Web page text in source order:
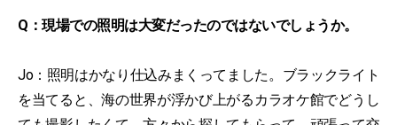
Q：現場での照明は大変だったのではないでしょうか。
Jo：照明はかなり仕込みまくってました。ブラックライト
を当てると、海の世界が浮かび上がるカラオケ館でどうし